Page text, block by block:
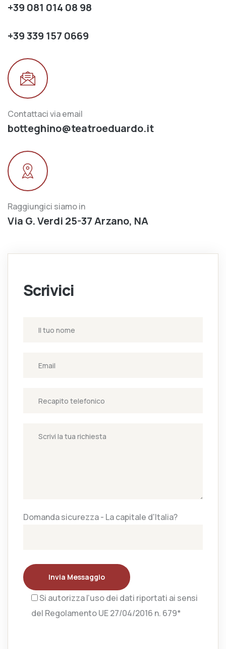
+39 081 014 08 98
+39 339 157 0669
Contattaci via email
botteghino@teatroeduardo.it
Raggiungici siamo in
Via G. Verdi 25-37 Arzano, NA
Scrivici
Domanda sicurezza - La capitale d'Italia?
Invia Messaggio
Si autorizza l’uso dei dati riportati ai sensi
del Regolamento UE 27/04/2016 n. 679*